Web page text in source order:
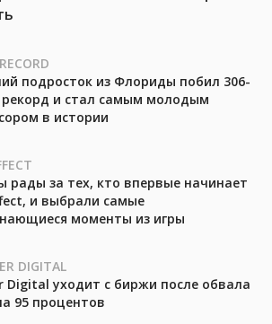
подросток из Флориды побил 306-
и стал самым молодым
в истории
рады за тех, кто впервые начинает
и выбрали самые
моменты из игры
DIGITAL
Digital уходит с биржи после обвала
95 процентов